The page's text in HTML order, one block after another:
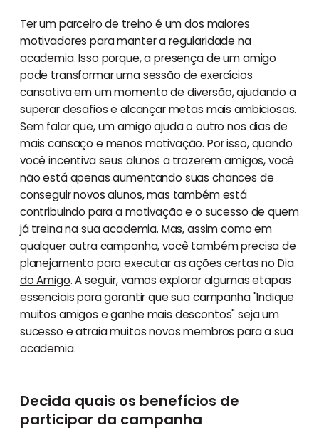
Ter um parceiro de treino é um dos maiores
motivadores para manter a regularidade na
academia. Isso porque, a presença de um amigo
pode transformar uma sessão de exercícios
cansativa em um momento de diversão, ajudando a
superar desafios e alcançar metas mais ambiciosas.
Sem falar que, um amigo ajuda o outro nos dias de
mais cansaço e menos motivação. Por isso, quando
você incentiva seus alunos a trazerem amigos, você
não está apenas aumentando suas chances de
conseguir novos alunos, mas também está
contribuindo para a motivação e o sucesso de quem
já treina na sua academia. Mas, assim como em
qualquer outra campanha, você também precisa de
planejamento para executar as ações certas no Dia
do Amigo. A seguir, vamos explorar algumas etapas
essenciais para garantir que sua campanha "Indique
muitos amigos e ganhe mais descontos" seja um
sucesso e atraia muitos novos membros para a sua
academia.
Decida quais os benefícios de
participar da campanha